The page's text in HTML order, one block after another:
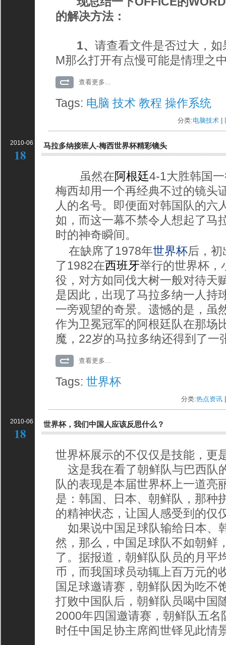
的解决方法：
1、请查看文件是否过大，
M那么打开有点慢可能是情理之
查看更多...
Tags: 电脑 技术 教程 操作系统
分类:电脑技术
2010-06
18
马拉多纳接班人-梅西世界杯精彩镜头
虽然在阿根廷4-1大胜韩国
梅西却用一个再经典不过的镜头
人的名号。即便面对韩国队的六
如，而这一幕不禁令人想起了马
时的神奇瞬间。
在缺席了1978年世界杯后，
了1982在西班牙举行的世界杯，
役，对方如同伐大树一般对待天
是因此，出现了马拉多纳一人持
一旁观望的奇景。遗憾的是，虽
作为卫冕冠军的阿根廷队在那场
魔，22岁的马拉多纳还得到了一
查看更多...
Tags:世界杯
分类:热点资讯
2010-06
18
世界杯，我们中国人应该反思什么？
世界杯展示的不仅仅是技能，更
这是我在看了朝鲜队与巴西队
队的表现是本届世界杯上一道亮
是：韩国、日本、朝鲜队，那种
的精神状态，让国人感受到的仅
如果说中国足球队输给日本、
然，那么，中国足球队不如朝鲜
了。据报道，朝鲜队队员的月平
币，而我国球员动辄上百万元的
国足球邀请赛，朝鲜队因为吃不
打败中国队后，朝鲜队员喝中国
2000年四国邀请赛，朝鲜队五
时任中国足协主席阎世铎见此